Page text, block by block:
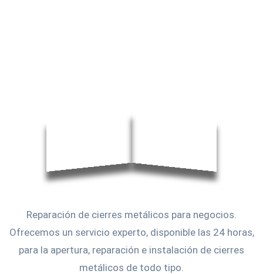
Reparación de cierres metálicos para negocios.
Ofrecemos un servicio experto, disponible las 24 horas,
para la apertura, reparación e instalación de cierres
metálicos de todo tipo.